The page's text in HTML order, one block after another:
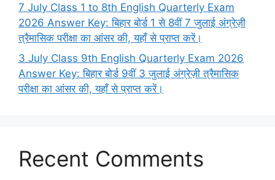
7 July Class 1 to 8th English Quarterly Exam
2026 Answer Key: बिहार बोर्ड 1 से 8वीं 7 जुलाई अंग्रेज़ी
त्रैमासिक परीक्षा का आंसर की, यहाँ से प्राप्त करें।
3 July Class 9th English Quarterly Exam 2026
Answer Key: बिहार बोर्ड 9वीं 3 जुलाई अंग्रेज़ी त्रैमासिक
परीक्षा का आंसर की, यहाँ से प्राप्त करें।
Recent Comments